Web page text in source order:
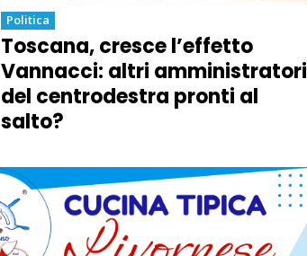
Politica
Toscana, cresce l’effetto
Vannacci: altri amministratori
del centrodestra pronti al
salto?